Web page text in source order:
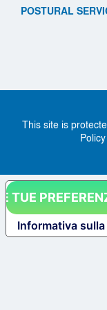
POSTURAL
This site is
Informativa
TUE